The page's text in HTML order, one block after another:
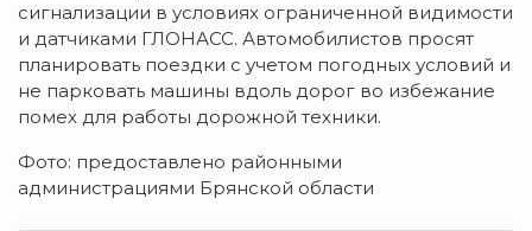
сигнализации в условиях ограниченной видимости
и датчиками ГЛОНАСС. Автомобилистов просят
планировать поездки с учетом погодных условий и
не парковать машины вдоль дорог во избежание
помех для работы дорожной техники.
Фото: предоставлено районными
администрациями Брянской области